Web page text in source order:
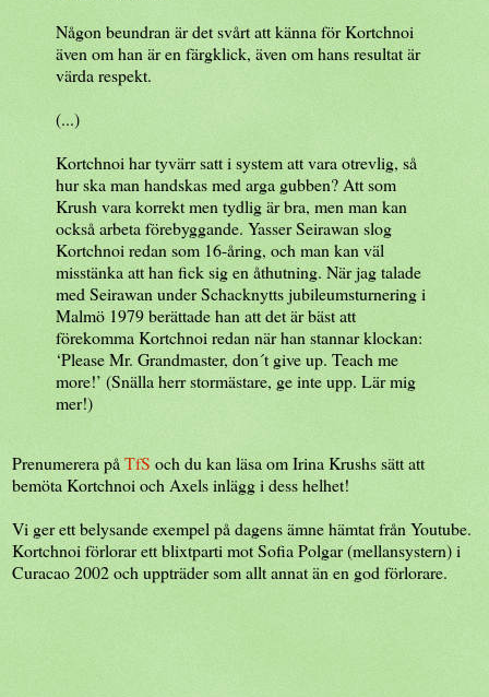
Någon beundran är det svårt att känna för Kortchnoi
även om han är en färgklick, även om hans resultat är
värda respekt.
(...)
Kortchnoi har tyvärr satt i system att vara otrevlig, så
hur ska man handskas med arga gubben? Att som
Krush vara korrekt men tydlig är bra, men man kan
också arbeta förebyggande. Yasser Seirawan slog
Kortchnoi redan som 16-åring, och man kan väl
misstänka att han fick sig en åthutning. När jag talade
med Seirawan under Schacknytts jubileumsturnering i
Malmö 1979 berättade han att det är bäst att
förekomma Kortchnoi redan när han stannar klockan:
‘Please Mr. Grandmaster, don´t give up. Teach me
more!’ (Snälla herr stormästare, ge inte upp. Lär mig
mer!)
Prenumerera påTfS och du kan läsa om Irina Krushs sätt att
bemöta Kortchnoi och Axels inlägg i dess helhet!
Vi ger ett belysande exempel på dagens ämne hämtat från Youtube.
Kortchnoi förlorar ett blixtparti mot Sofia Polgar (mellansystern) i
Curacao 2002 och uppträder som allt annat än en god förlorare.